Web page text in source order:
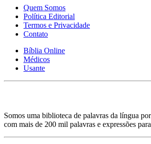
Quem Somos
Política Editorial
Termos e Privacidade
Contato
Bíblia Online
Médicos
Usante
Somos uma biblioteca de palavras da língua
com mais de 200 mil palavras e expressões